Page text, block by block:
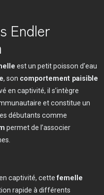
Endler
est un petit poisson d’eau
, son comportement paisible
en captivité, il s’intègre
et constitue un
débutants comme
permet de l’associer
captivité, cette femelle
rapide à différents